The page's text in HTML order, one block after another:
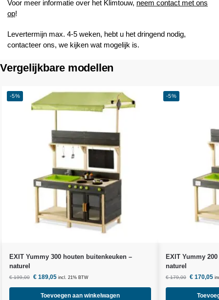
Voor meer informatie over het Klimtouw, neem contact met ons
op!
Levertermijn max. 4-5 weken, hebt u het dringend nodig,
contacteer ons, we kijken wat mogelijk is.
Vergelijkbare modellen
-5%
EXIT Yummy 300 houten buitenkeuken –
naturel
€199,00 €189,05 incl. 21% BTW
Toevoegen aan winkelwagen
-5%
EXIT Yummy
naturel
€179,00 €170,05